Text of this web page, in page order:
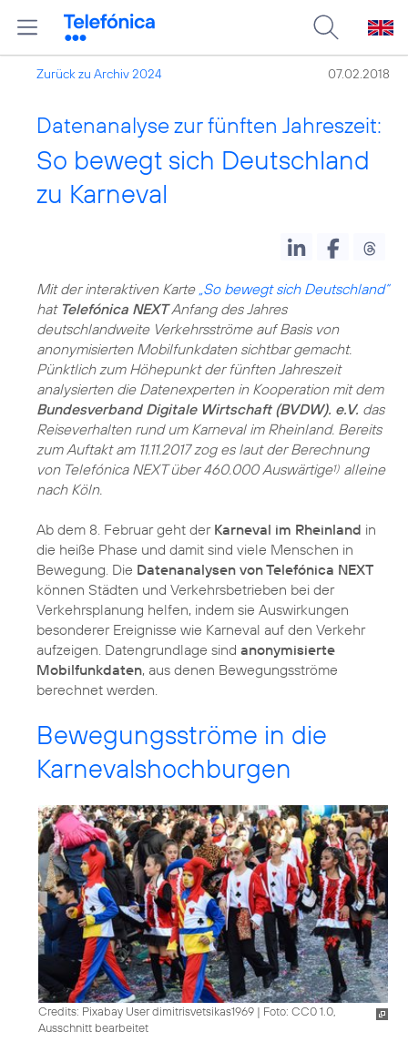
Zurück zu Archiv 2024 07.02.2018
Datenanalyse zur fünften Jahreszeit:
So bewegt sich Deutschland
zu Karneval
Mit der interaktiven Karte „So bewegt sich Deutschland“
hat Telefónica NEXTAnfang des Jahres
deutschlandweite Verkehrsströme auf Basis von
anonymisierten Mobilfunkdaten sichtbar gemacht.
Pünktlich zum Höhepunkt der fünften Jahreszeit
analysierten die Datenexperten in Kooperation mit dem
Bundesverband Digitale Wirtschaft (BVDW). e.V. das
Reiseverhalten rund um Karneval im Rheinland. Bereits
zum Auftakt am 11.11.2017 zog es laut der Berechnung
von Telefónica NEXT über 460.000 Auswärtige1) alleine
nach Köln.
Ab dem 8. Februar geht der Karneval im Rheinland in
die heiße Phase und damit sind viele Menschen in
Bewegung. Die Datenanalysen von Telefónica NEXT
können Städten und Verkehrsbetrieben bei der
Verkehrsplanung helfen, indem sie Auswirkungen
besonderer Ereignisse wie Karneval auf den Verkehr
aufzeigen. Datengrundlage sind anonymisierte
Mobilfunkdaten, aus denen Bewegungsströme
berechnet werden.
Bewegungsströme in die
Karnevalshochburgen
Credits: Pixabay User dimitrisvetsikas1969 | Foto: CC0 1.0,
Ausschnitt bearbeitet